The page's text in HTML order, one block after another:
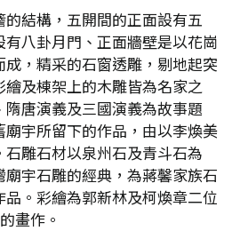
結構，五開間的正面設有五
八卦月門、正面牆壁是以花崗
，精采的石窗透雕，剔地起突
及棟架上的木雕皆為名家之
唐演義及三國演義為故事題
宇所留下的作品，由以李煥美
雕石材以泉州石及青斗石為
宇石雕的經典，為蔣馨家族石
。彩繪為郭新林及柯煥章二位
畫作。